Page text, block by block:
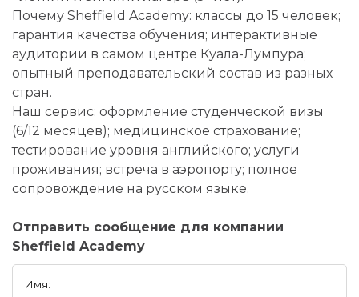
Почему Sheffield Academy: классы до 15 человек;
гарантия качества обучения; интерактивные
аудитории в самом центре Куала-Лумпура;
опытный преподавательский состав из разных
стран.
Наш сервис: оформление студенческой визы
(6/12 месяцев); медицинское страхование;
тестирование уровня английского; услуги
проживания; встреча в аэропорту; полное
сопровождение на русском языке.
Отправить сообщение для компании
Sheffield Academy
Имя: